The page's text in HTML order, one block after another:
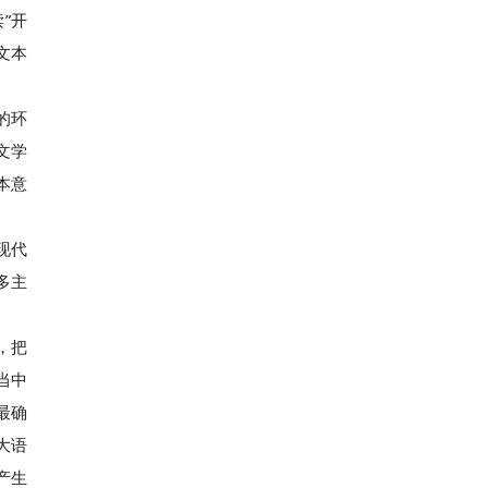
开
本
环
学
意
代
主
把
中
确
语
生